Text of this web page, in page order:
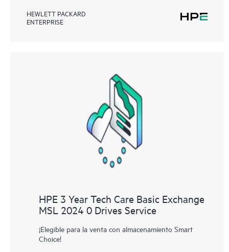
HEWLETT PACKARD
ENTERPRISE
HPE 3 Year Tech Care Basic Exchange
MSL 2024 0 Drives Service
¡Elegible para la venta con almacenamiento Smart
Choice!